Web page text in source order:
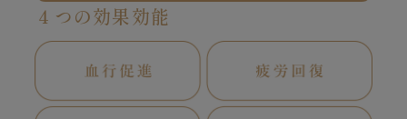
４つの効果効能